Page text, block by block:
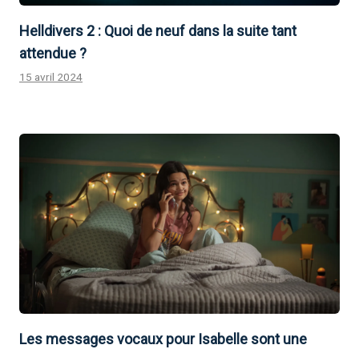
Helldivers 2 : Quoi de neuf dans la suite tant
attendue ?
15 avril 2024
Les messages vocaux pour Isabelle sont une